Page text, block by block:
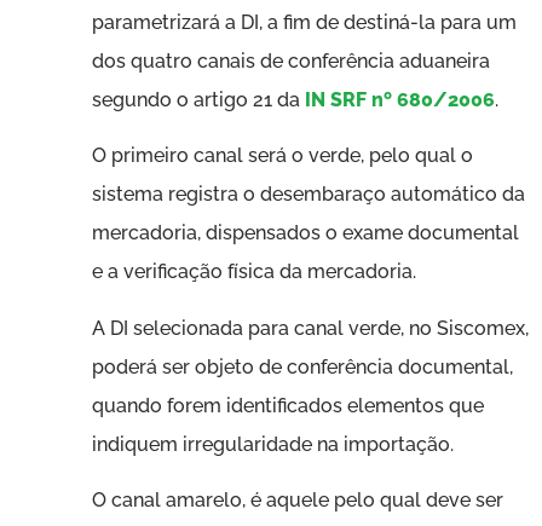
parametrizará a DI, a fim de destiná-la para um
dos quatro canais de conferência aduaneira
segundo o artigo 21 da IN SRF nº 680/2006.
O primeiro canal será o verde, pelo qual o
sistema registra o desembaraço automático da
mercadoria, dispensados o exame documental
e a verificação física da mercadoria.
A DI selecionada para canal verde, no Siscomex,
poderá ser objeto de conferência documental,
quando forem identificados elementos que
indiquem irregularidade na importação.
O canal amarelo, é aquele pelo qual deve ser